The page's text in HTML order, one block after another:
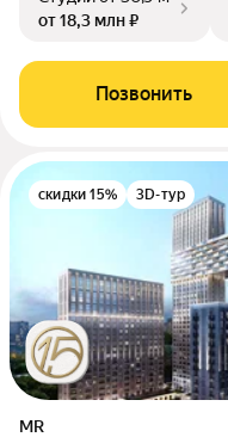
от 18,3 млн ₽
Позвонить
скидки 15% 3D-тур
MR